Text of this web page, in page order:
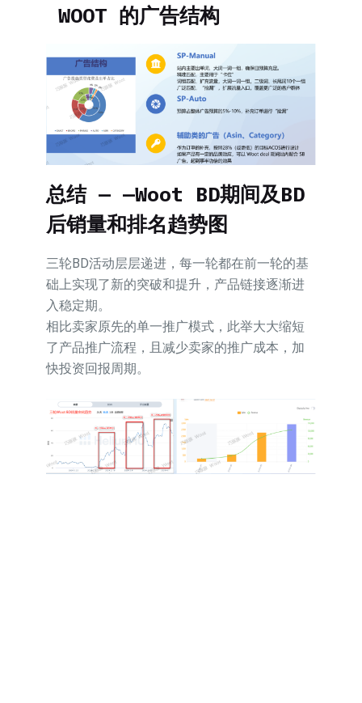
WOOT 的广告结构
总结 — —Woot BD期间及BD
后销量和排名趋势图
三轮BD活动层层递进，每一轮都在前一轮的基
础上实现了新的突破和提升，产品链接逐渐进
入稳定期。
相比卖家原先的单一推广模式，此举大大缩短
了产品推广流程，且减少卖家的推广成本，加
快投资回报周期。